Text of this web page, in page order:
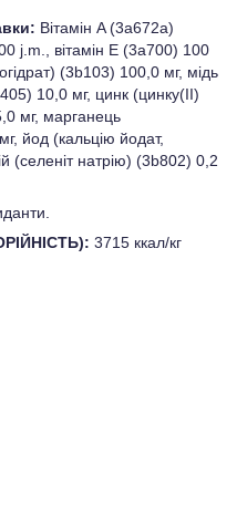
Вітамін A (3a672a)
j.m., вітамін E (3a700) 100
(3b103) 100,0 мг, мідь
10,0 мг, цинк (цинку(II)
мг, марганець
йод (кальцію йодат,
(селеніт натрію) (3b802) 0,2
3715 ккал/кг